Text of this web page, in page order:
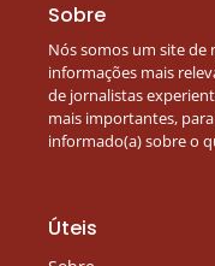
Sobre
Nós somos um site
informações mais
de jornalistas
mais importantes,
informado(a) sobre o
Úteis